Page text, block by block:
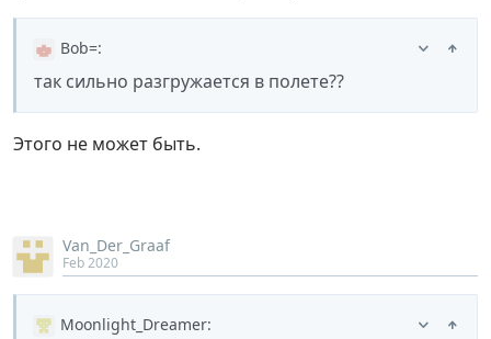
Bob=:
так сильно разгружается в полете??
Этого не может быть.
Van_Der_Graaf
Feb 2020
Moonlight_Dreamer: